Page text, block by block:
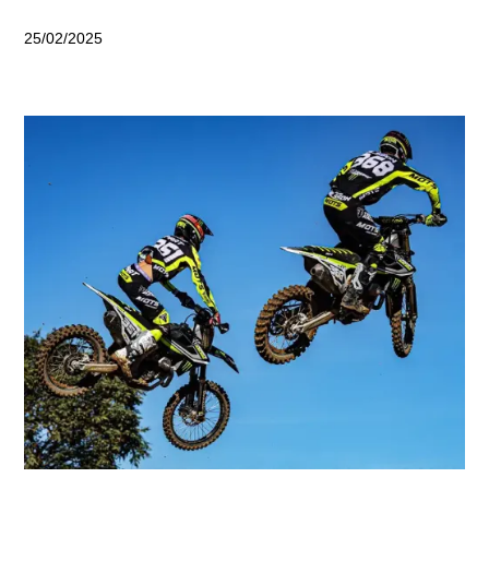
25/02/2025